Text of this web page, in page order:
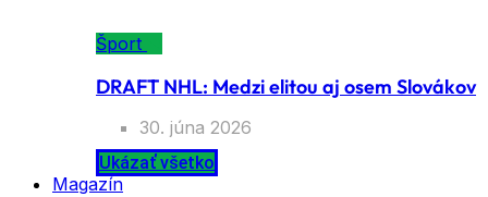
Šport
DRAFT NHL: Medzi elitou aj osem Slovákov
30. júna 2026
Ukázať všetko
Magazín